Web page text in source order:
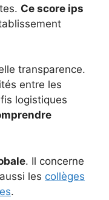
Ce score ips
transparence.
entre les
logistiques
. Il concerne
les collèges
.